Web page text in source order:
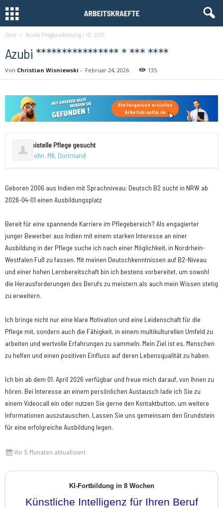
Start Azubi Pflegeausbildung / ID: JOTI
Azubi **************** * *** ****
Von Christian Wisniewski - Februar 24, 2026 135
Azubistelle Pflege gesucht
Iserlohn, MK, Dortmund
Geboren 2006 aus Indien mit Sprachniveau: Deutsch B2 sucht in NRW ab
2026-04-01 einen Ausbildungsplatz
Bereit für eine spannende Karriere im Pflegebereich? Als engagierter
junger Bewerber aus Indien mit einem starken Interesse an einer
Ausbildung in der Pflege suche ich nach einer Möglichkeit, in Nordrhein-
Westfalen Fuß zu fassen. Mit meinen Deutschkenntnissen auf B2-Niveau
und einer hohen Lernbereitschaft bin ich bestens vorbereitet, um sowohl
die Herausforderungen des Berufs zu meistern als auch mein Wissen stetig
zu erweitern.
Ich bringe nicht nur eine klare Motivation und eine Leidenschaft für die
Pflege mit, sondern auch die Fähigkeit, in einem multikulturellen Umfeld zu
arbeiten und wertvolle Erfahrungen zu sammeln. Mein Ziel ist es, Menschen
zu helfen und einen positiven Einfluss auf deren Lebensqualität zu haben.
Ich bin ab dem 01. April 2026 verfügbar und freue mich darauf, von Ihnen zu
hören. Bei Interesse an einem persönlichen Austausch lade ich Sie zu
einem Videocall ein oder nutzen Sie gerne den Kontaktbutton, um weitere
Informationen auszutauschen. Lassen Sie uns gemeinsam den Grundstein
für eine erfolgreiche Ausbildung legen.
Vor 5 Monaten aktualisiert
KI-Fortbildung in 8 Wochen
Künstliche Intelligenz für Ihren Beruf